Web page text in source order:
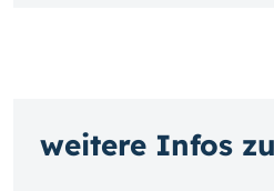
weitere Infos